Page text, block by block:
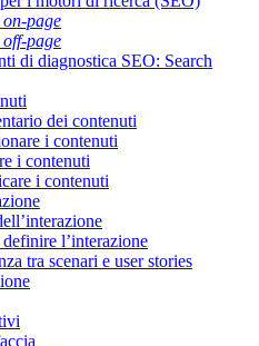
on-page
off-page
di diagnostica SEO: Search
dei contenuti
i contenuti
i contenuti
i contenuti
l’interazione
tra scenari e user stories